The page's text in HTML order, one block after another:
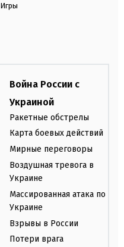
Игры
Война России с
Украиной
Ракетные обстрелы
Карта боевых действий
Мирные переговоры
Воздушная тревога в
Украине
Массированная атака по
Украине
Взрывы в России
Потери врага